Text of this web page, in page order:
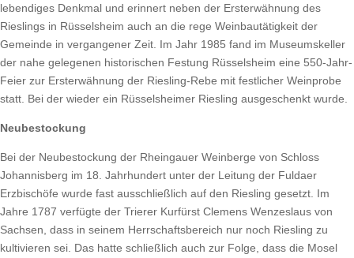
lebendiges Denkmal und erinnert neben der Ersterwähnung des
Rieslings in Rüsselsheim auch an die rege Weinbautätigkeit der
Gemeinde in vergangener Zeit. Im Jahr 1985 fand im Museumskeller
der nahe gelegenen historischen Festung Rüsselsheim eine 550-Jahr-
Feier zur Ersterwähnung der Riesling-Rebe mit festlicher Weinprobe
statt. Bei der wieder ein Rüsselsheimer Riesling ausgeschenkt wurde.
Neubestockung
Bei der Neubestockung der Rheingauer Weinberge von Schloss
Johannisberg im 18. Jahrhundert unter der Leitung der Fuldaer
Erzbischöfe wurde fast ausschließlich auf den Riesling gesetzt. Im
Jahre 1787 verfügte der Trierer Kurfürst Clemens Wenzeslaus von
Sachsen, dass in seinem Herrschaftsbereich nur noch Riesling zu
kultivieren sei. Das hatte schließlich auch zur Folge, dass die Mosel